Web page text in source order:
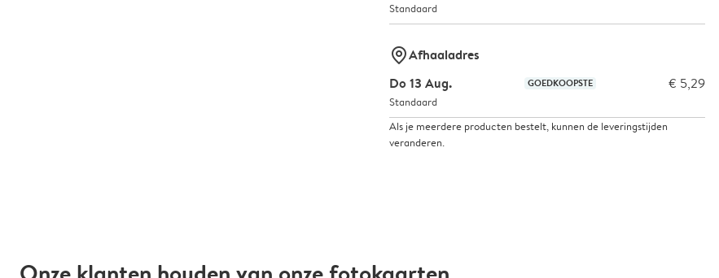
Standaard
marker-pinAfhaaladres
Do 13 Aug.
GOEDKOOPSTE € 5,29
Standaard
Als je meerdere producten bestelt, kunnen de leveringstijden
veranderen.